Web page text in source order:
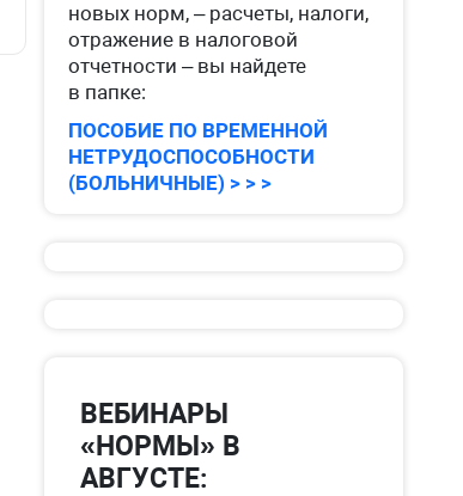
новых норм, – расчеты, налоги,
отражение в налоговой
отчетности – вы найдете
в папке:
ПОСОБИЕ ПО ВРЕМЕННОЙ
НЕТРУДОСПОСОБНОСТИ
(БОЛЬНИЧНЫЕ) > > >
ВЕБИНАРЫ
«НОРМЫ» В
АВГУСТЕ: